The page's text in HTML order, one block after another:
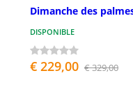
Dimanche des
DISPONIBLE
€ 229,00 € 329,00